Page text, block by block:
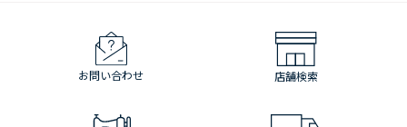
お問い合わせ 店舗検索